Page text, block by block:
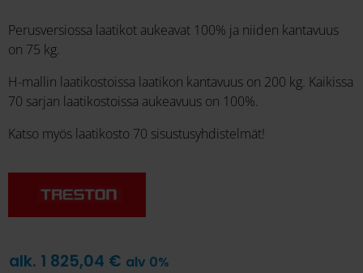
Perusversiossa laatikot aukeavat 100% ja niiden kantavuus
on 75 kg.
H-mallin laatikostoissa laatikon kantavuus on 200 kg. Kaikissa
70 sarjan laatikostoissa aukeavuus on 100%.
Katso myös laatikosto 70 sisustusyhdistelmät!
alk. 1 825,04 € alv 0%